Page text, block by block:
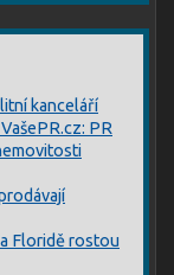
kanceláří
PR
Floridě rostou